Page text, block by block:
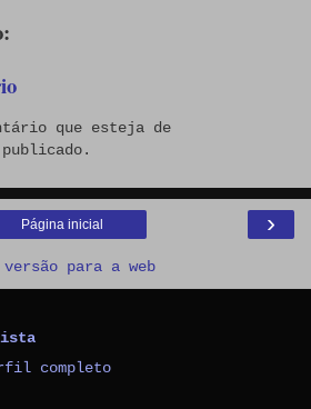
que esteja de
›
Página inicial
para a web
completo